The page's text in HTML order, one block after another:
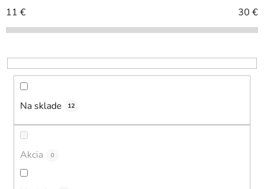
i
e
r
o
11 € 30 €
Na sklade 12
Akcia 0